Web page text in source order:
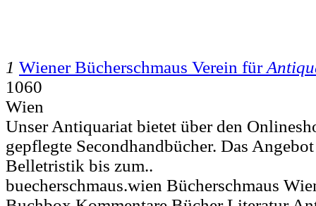
1 Wiener Bücherschmaus Verein für
1060
Wien
Unser Antiquariat bietet über den
gepflegte Secondhandbücher. Das
Belletristik bis zum..
buecherschmaus.wien Bücherschmaus